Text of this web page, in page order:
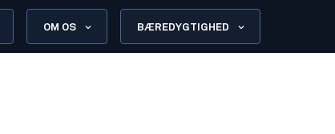
OM OS BÆREDYGTIGHED